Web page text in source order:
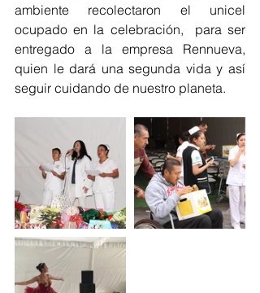
ambiente recolectaron el unicel
ocupado en la celebración,  para ser
entregado a la empresa Rennueva,
quien le dará una segunda vida y así
seguir cuidando de nuestro planeta.